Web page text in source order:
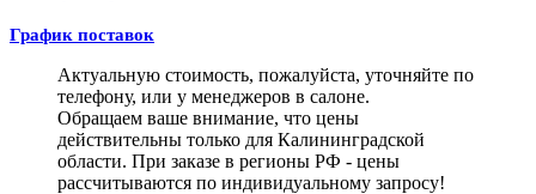
График поставок
Актуальную стоимость, пожалуйста, уточняйте по
телефону, или у менеджеров в салоне.
Обращаем ваше внимание, что цены
действительны только для Калининградской
области. При заказе в регионы РФ - цены
рассчитываются по индивидуальному запросу!